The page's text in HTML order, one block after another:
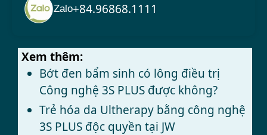
Zalo+84.96868.1111
Xem thêm:
Bớt đen bẩm sinh có lông điều trị
Công nghệ 3S PLUS được không?
Trẻ hóa da Ultherapy bằng công nghệ
3S PLUS độc quyền tại JW